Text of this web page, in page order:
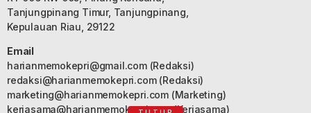
Tanjungpinang Timur, Tanjungpinang,
Kepulauan Riau, 29122
Email
harianmemokepri@gmail.com(Redaksi)
redaksi@harianmemokepri.com(Redaksi)
marketing@harianmemokepri.com(Marketing)
kerjasama@harianmemokepri.com(Kerjasama)